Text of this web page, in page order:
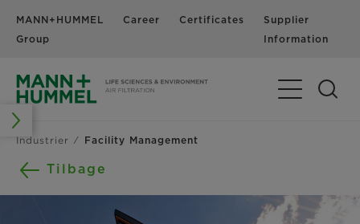
MANN+HUMMEL
Group
Career Certificates
Supplier
Information
Toggle
Industrier Facility Management
Tilbage